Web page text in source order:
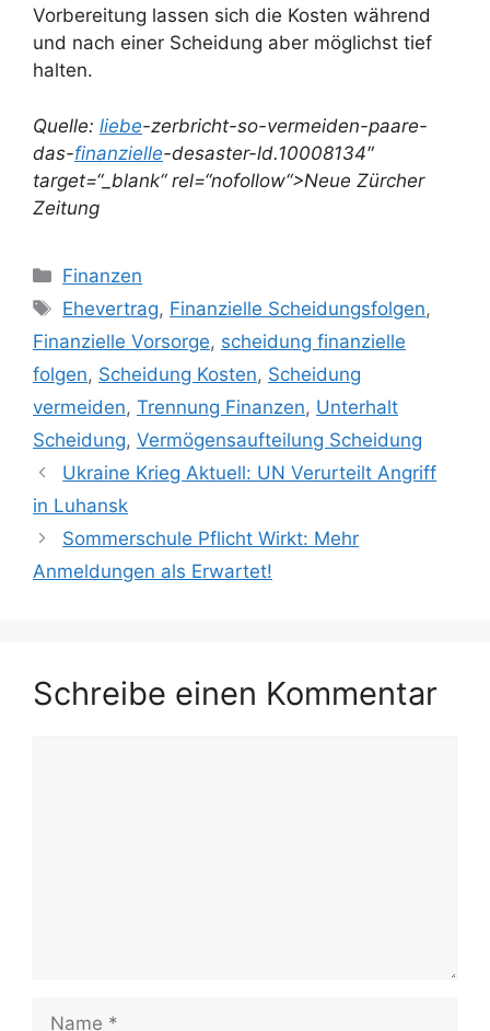
Vorbereitung lassen sich die Kosten während
und nach einer Scheidung aber möglichst tief
halten.
Quelle: liebe-zerbricht-so-vermeiden-paare-
das-finanzielle-desaster-ld.10008134″
target=“_blank“ rel=“nofollow“>Neue Zürcher
Zeitung
Kategorien
Finanzen
Schlagwörter
Ehevertrag, Finanzielle Scheidungsfolgen,
Finanzielle Vorsorge, scheidung finanzielle
folgen, Scheidung Kosten, Scheidung
vermeiden, Trennung Finanzen, Unterhalt
Scheidung, Vermögensaufteilung Scheidung
Ukraine Krieg Aktuell: UN Verurteilt Angriff
in Luhansk
Sommerschule Pflicht Wirkt: Mehr
Anmeldungen als Erwartet!
Schreibe einen Kommentar